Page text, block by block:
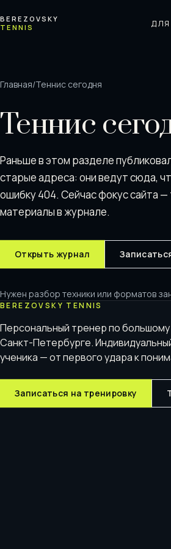
BEREZOVSKY
TENNIS
Главная/Теннис сегодня
Теннис
Раньше в этом разделе
старые адреса: они ведут сюда,
ошибку 404. Сейчас фокус сайта
материалы в журнале.
Открыть журнал
Нужен разбор техники или форматов
BEREZOVSKY TENNIS
Персональный тренер по большому
Санкт-Петербурге.
ученика — от первого удара к
Записаться на тренировку